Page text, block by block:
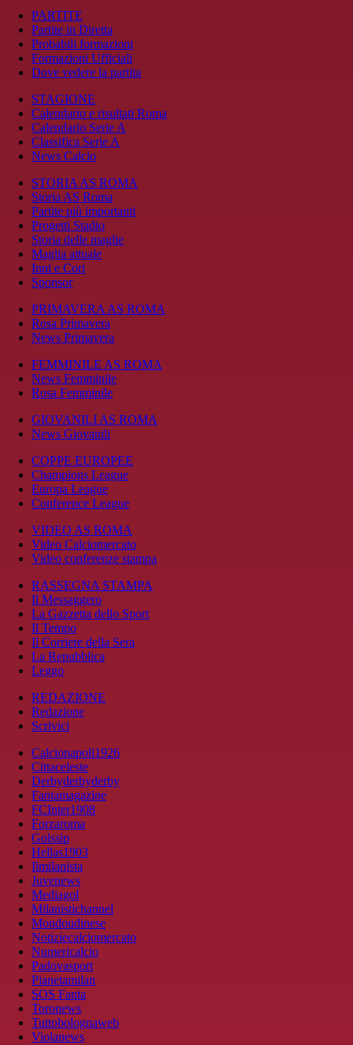
PARTITE
Partite in Diretta
Probabili formazioni
Formazioni Ufficiali
Dove vedere la partita
STAGIONE
Calendario e risultati Roma
Calendario Serie A
Classifica Serie A
News Calcio
STORIA AS ROMA
Storia AS Roma
Partite più importanti
Progetti Stadio
Storia delle maglie
Maglia attuale
Inni e Cori
Sponsor
PRIMAVERA AS ROMA
Rosa Primavera
News Primavera
FEMMINILE AS ROMA
News Femminile
Rosa Femminile
GIOVANILI AS ROMA
News Giovanili
COPPE EUROPEE
Champions League
Europa League
Conference League
VIDEO AS ROMA
Video Calciomercato
Video conferenze stampa
RASSEGNA STAMPA
Il Messaggero
La Gazzetta dello Sport
Il Tempo
Il Corriere della Sera
La Repubblica
Leggo
REDAZIONE
Redazione
Scrivici
Calcionapoli1926
Cittaceleste
Derbyderbyderby
Fantamagazine
FCInter1908
Forzaroma
Golssip
Hellas1903
Ilmilanista
Juvenews
Mediagol
Milanistichannel
Mondoudinese
Notiziecalciomercato
Numericalcio
Padovasport
Pianetamilan
SOS Fanta
Toronews
Tuttobolognaweb
Violanews